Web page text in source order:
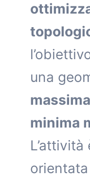
una
minima
L’attività